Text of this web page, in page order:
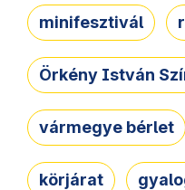
minifesztivál
Örkény István
vármegye bérlet
körjárat